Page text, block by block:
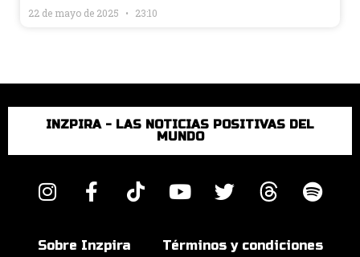
22 de mayo de 2025 23:10
INZPIRA - LAS NOTICIAS POSITIVAS DEL
MUNDO
Sobre Inzpira Términos y condiciones